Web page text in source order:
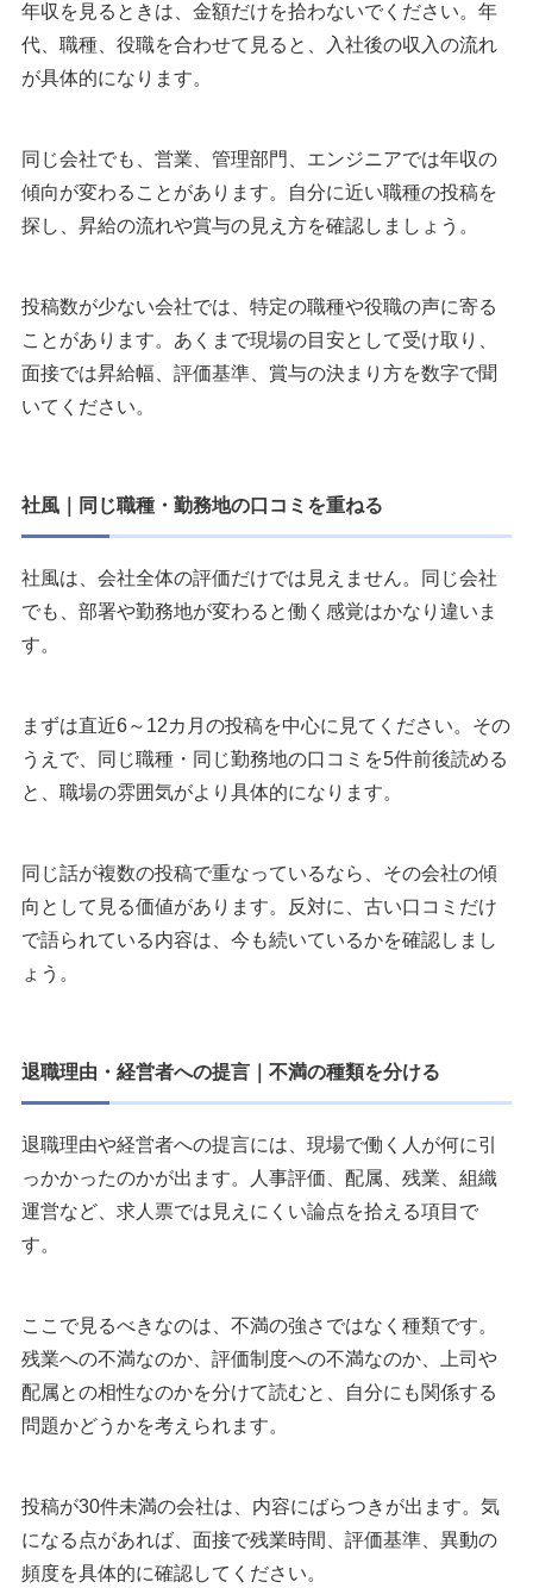
年収を見るときは、金額だけを拾わないでください。年
代、職種、役職を合わせて見ると、入社後の収入の流れ
が具体的になります。
同じ会社でも、営業、管理部門、エンジニアでは年収の
傾向が変わることがあります。自分に近い職種の投稿を
探し、昇給の流れや賞与の見え方を確認しましょう。
投稿数が少ない会社では、特定の職種や役職の声に寄る
ことがあります。あくまで現場の目安として受け取り、
面接では昇給幅、評価基準、賞与の決まり方を数字で聞
いてください。
社風｜同じ職種・勤務地の口コミを重ねる
社風は、会社全体の評価だけでは見えません。同じ会社
でも、部署や勤務地が変わると働く感覚はかなり違いま
す。
まずは直近6～12カ月の投稿を中心に見てください。その
うえで、同じ職種・同じ勤務地の口コミを5件前後読める
と、職場の雰囲気がより具体的になります。
同じ話が複数の投稿で重なっているなら、その会社の傾
向として見る価値があります。反対に、古い口コミだけ
で語られている内容は、今も続いているかを確認しまし
ょう。
退職理由・経営者への提言｜不満の種類を分ける
退職理由や経営者への提言には、現場で働く人が何に引
っかかったのかが出ます。人事評価、配属、残業、組織
運営など、求人票では見えにくい論点を拾える項目で
す。
ここで見るべきなのは、不満の強さではなく種類です。
残業への不満なのか、評価制度への不満なのか、上司や
配属との相性なのかを分けて読むと、自分にも関係する
問題かどうかを考えられます。
投稿が30件未満の会社は、内容にばらつきが出ます。気
になる点があれば、面接で残業時間、評価基準、異動の
頻度を具体的に確認してください。